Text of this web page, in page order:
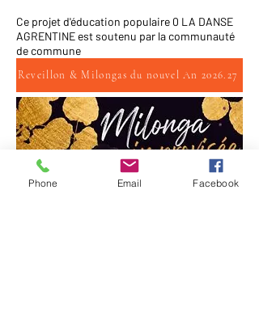
Ce projet d'éducation populaire 0 LA DANSE
AGRENTINE est soutenu par la communauté
de commune
Reveillon & Milongas du nouvel An 2026.27
Phone Email Facebook